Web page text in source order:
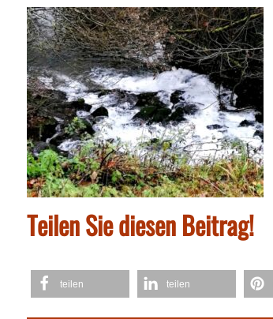
Teilen Sie diesen Beitrag!
teilen teilen